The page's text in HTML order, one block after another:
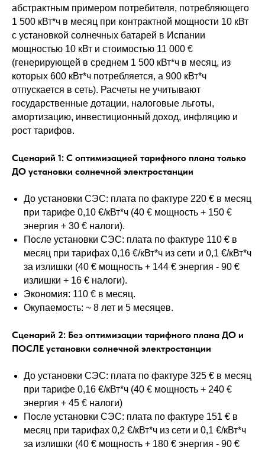
абстрактным примером потребителя, потребляющего
1 500 кВт*ч в месяц при контрактной мощности 10 кВт
с установкой солнечных батарей в Испании
мощностью 10 кВт и стоимостью 11 000 €
(генерирующей в среднем 1 500 кВт*ч в месяц, из
которых 600 кВт*ч потребляется, а 900 кВт*ч
отпускается в сеть). Расчеты не учитывают
государственные дотации, налоговые льготы,
амортизацию, инвестиционный доход, инфляцию и
рост тарифов.
Сценарий 1: С оптимизацией тарифного плана только
ДО установки солнечной электростанции
До установки СЭС: плата по фактуре 220 € в месяц
при тарифе 0,10 €/кВт*ч (40 € мощность + 150 €
энергия + 30 € налоги).
После установки СЭС: плата по фактуре 110 € в
месяц при тарифах 0,16 €/кВт*ч из сети и 0,1 €/кВт*ч
за излишки (40 € мощность + 144 € энергия - 90 €
излишки + 16 € налоги).
Экономия: 110 € в месяц.
Окупаемость: ~ 8 лет и 5 месяцев.
Сценарий 2: Без оптимизации тарифного плана ДО и
ПОСЛЕ установки солнечной электростанции
До установки СЭС: плата по фактуре 325 € в месяц
при тарифе 0,16 €/кВт*ч (40 € мощность + 240 €
энергия + 45 € налоги)
После установки СЭС: плата по фактуре 151 € в
месяц при тарифах 0,2 €/кВт*ч из сети и 0,1 €/кВт*ч
за излишки (40 € мощность + 180 € энергия - 90 €